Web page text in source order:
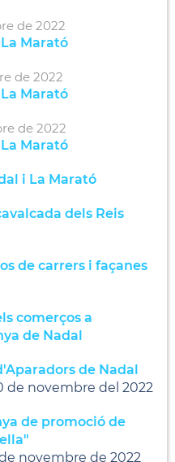
de 2022
Marató
de 2022
Marató
de 2022
Marató
i La Marató
dels Reis
de carrers i façanes
comerços a
de Nadal
de Nadal
de novembre del 2022
de promoció de
novembre de 2022